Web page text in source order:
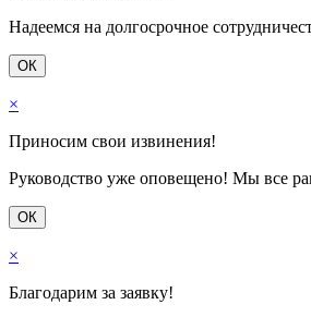
Надеемся на долгосрочное
ОК
×
Приносим свои извинения!
Руководство уже оповещено! Мы все
ОК
×
Благодарим за заявку!